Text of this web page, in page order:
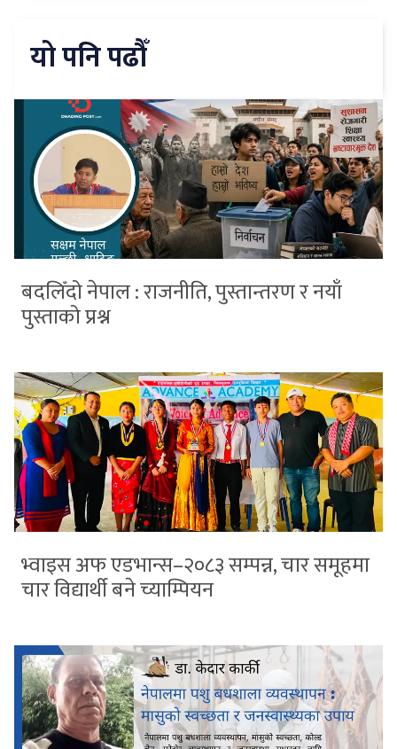
यो पनि पढौँ
बदलिँदो नेपाल : राजनीति, पुस्तान्तरण र नयाँ
पुस्ताको प्रश्न
भ्वाइस अफ एडभान्स–२०८३ सम्पन्न, चार समूहमा
चार विद्यार्थी बने च्याम्पियन